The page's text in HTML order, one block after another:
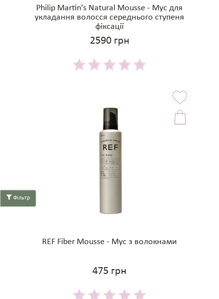
Philip Martin's Natural Mousse - Мус для
укладання волосся середнього ступеня
фіксації
2590 грн
REF Fiber Mousse - Мус з волокнами
475 грн
Фільтр